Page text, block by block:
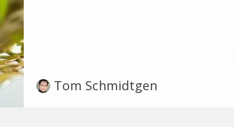
Tom Schmidtgen